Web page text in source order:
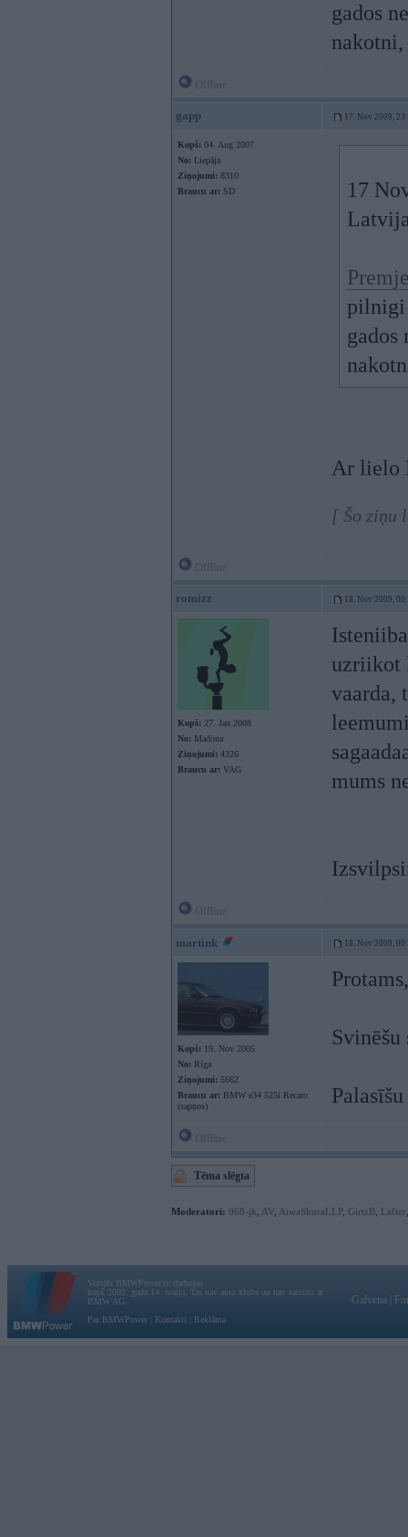
gados
gapp 17. Nov 2009,
Kopš: 04. Aug 2007
No: Liepāja
Ziņojumi: 8310
Braucu ar: SD
17
pilnigi
gados
Ar lielo
[ Šo ziņu
romizz 18. Nov 2009,
Kopš: 27. Jan 2008
No: Madona
Ziņojumi: 4326
Braucu ar: VAG
uzriikot
vaarda,
mums
martink 18. Nov 2009,
Kopš: 19. Nov 2005
No: Rīga
Ziņojumi: 5662
Braucu ar: BMW e34 525i Recaro
(sapņos)
Tēma slēgta
Moderatori: 968-jk AV AiwaShuraLLP, GirtzB Lafter
Vortāls BMWPower.lv darbojas
kopš 2002. gada 14. maija. Tas nav auto klubs un nav saistīts ar
BMW AG.
Par BMWPower
Kontakti Reklāma
Galvena